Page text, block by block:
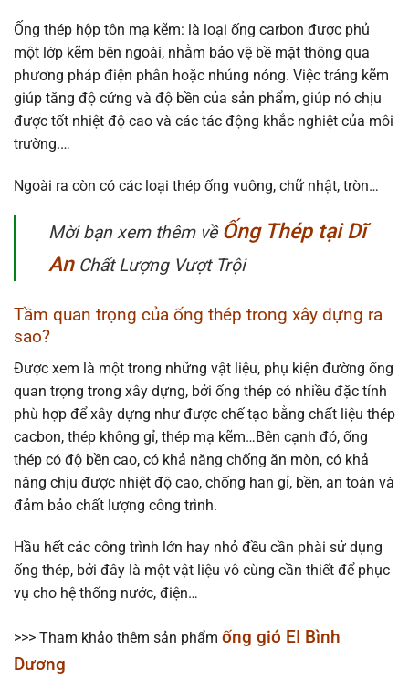
Ống thép hộp tôn mạ kẽm: là loại ống carbon được phủ
một lớp kẽm bên ngoài, nhằm bảo vệ bề mặt thông qua
phương pháp điện phân hoặc nhúng nóng. Việc tráng kẽm
giúp tăng độ cứng và độ bền của sản phẩm, giúp nó chịu
được tốt nhiệt độ cao và các tác động khắc nghiệt của môi
trường.…
Ngoài ra còn có các loại thép ống vuông, chữ nhật, tròn…
Mời bạn xem thêm về Ống Thép tại Dĩ
AnChất Lượng Vượt Trội
Tầm quan trọng của ống thép trong xây dựng ra
sao?
Được xem là một trong những vật liệu, phụ kiện đường ống
quan trọng trong xây dựng, bởi ống thép có nhiều đặc tính
phù hợp để xây dựng như được chế tạo bằng chất liệu thép
cacbon, thép không gỉ, thép mạ kẽm…Bên cạnh đó, ống
thép có độ bền cao, có khả năng chống ăn mòn, có khả
năng chịu được nhiệt độ cao, chống han gỉ, bền, an toàn và
đảm bảo chất lượng công trình.
Hầu hết các công trình lớn hay nhỏ đều cần phài sử dụng
ống thép, bởi đây là một vật liệu vô cùng cần thiết để phục
vụ cho hệ thống nước, điện…
>>> Tham khảo thêm sản phẩm ống gió EI Bình
Dương